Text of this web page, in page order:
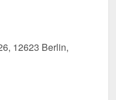
12623 Berlin,